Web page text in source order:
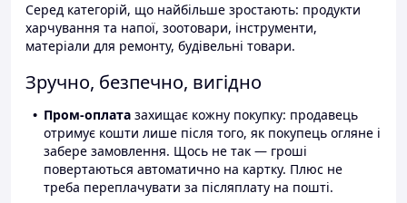
Серед категорій, що найбільше зростають: продукти
харчування та напої, зоотовари, інструменти,
матеріали для ремонту, будівельні товари.
Зручно, безпечно, вигідно
Пром-оплата захищає кожну покупку: продавець
отримує кошти лише після того, як покупець огляне і
забере замовлення. Щось не так — гроші
повертаються автоматично на картку. Плюс не
треба переплачувати за післяплату на пошті.